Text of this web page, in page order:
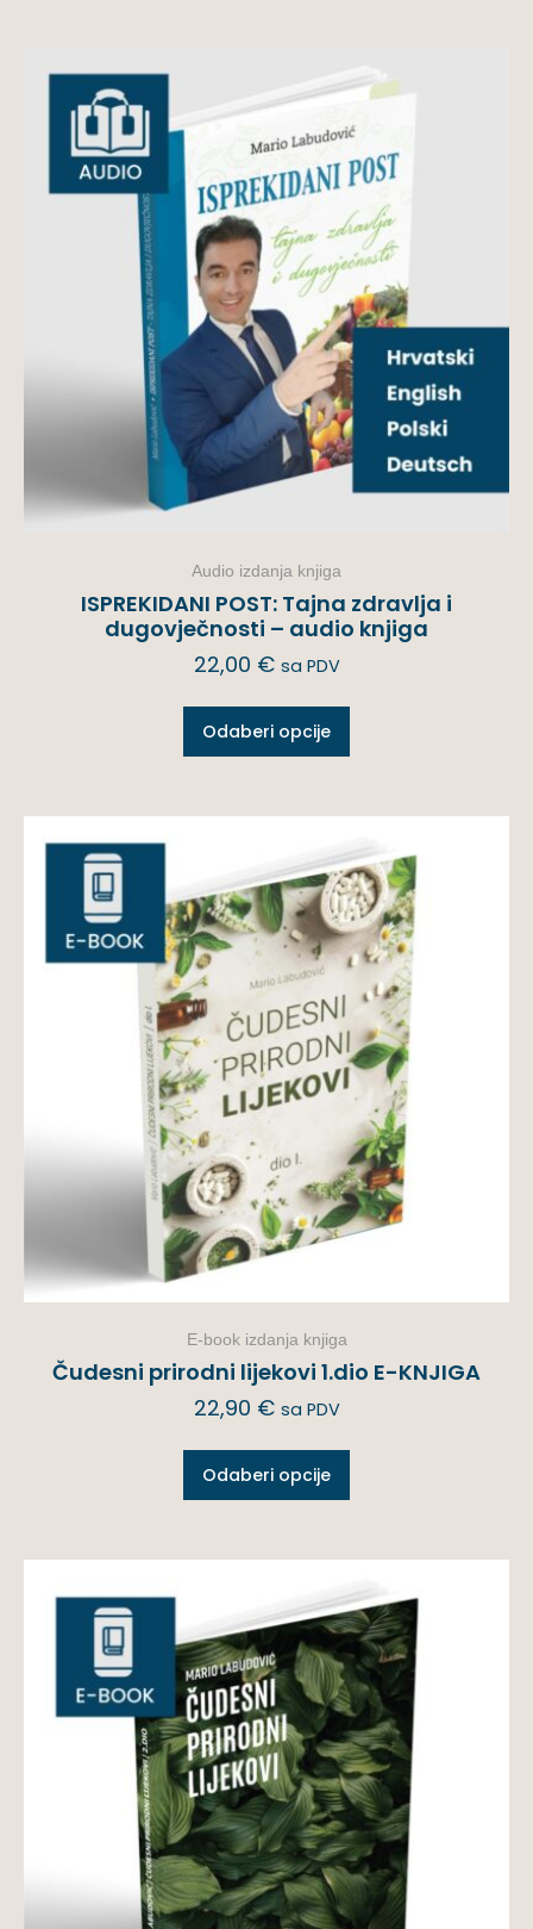
Audio izdanja knjiga
ISPREKIDANI POST: Tajna zdravlja i
dugovječnosti – audio knjiga
22,00 € sa PDV
Odaberi opcije
E-book izdanja knjiga
Čudesni prirodni lijekovi 1.dio E-KNJIGA
22,90 € sa PDV
Odaberi opcije